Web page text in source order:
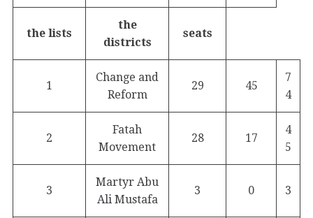
the lists
the
districts
seats
1
Change and
Reform
29 45
7
4
2
Fatah
Movement
28 17
4
5
3
Martyr Abu
Ali Mustafa
3 0 3